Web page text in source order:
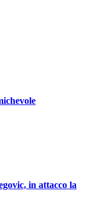
in attacco la